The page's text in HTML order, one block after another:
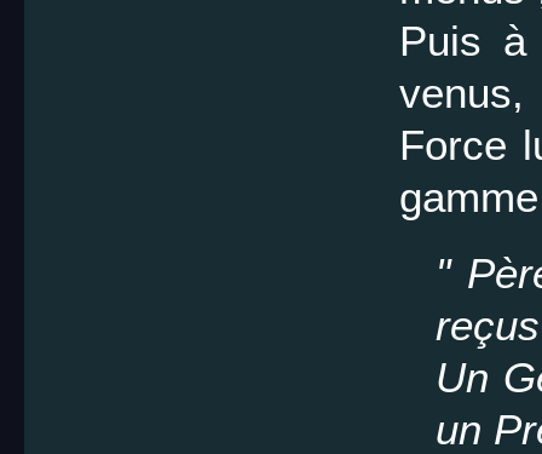
Puis
venus,
Force
"
reçus
Un
un